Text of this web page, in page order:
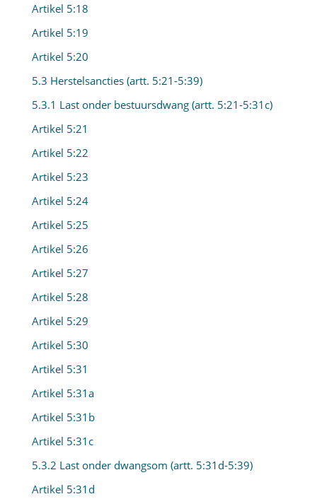
Artikel 5:18
Artikel 5:19
Artikel 5:20
5.3 Herstelsancties (artt. 5:21-5:39)
5.3.1 Last onder bestuursdwang (artt. 5:21-5:31c)
Artikel 5:21
Artikel 5:22
Artikel 5:23
Artikel 5:24
Artikel 5:25
Artikel 5:26
Artikel 5:27
Artikel 5:28
Artikel 5:29
Artikel 5:30
Artikel 5:31
Artikel 5:31a
Artikel 5:31b
Artikel 5:31c
5.3.2 Last onder dwangsom (artt. 5:31d-5:39)
Artikel 5:31d